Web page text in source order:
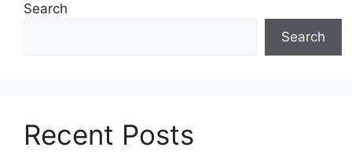
Search
Search
Recent Posts